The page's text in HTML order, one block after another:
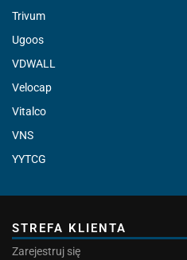
Trivum
Ugoos
VDWALL
Velocap
Vitalco
VNS
YYTCG
STREFA KLIENTA
Zarejestruj się